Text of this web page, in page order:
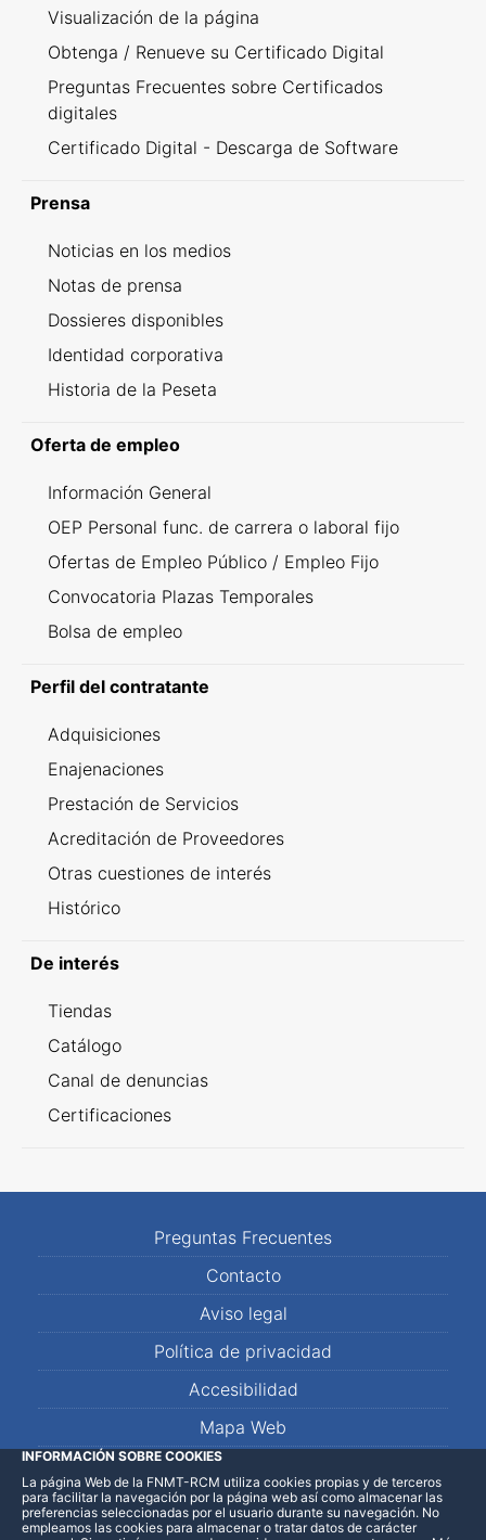
Visualización de la página
Obtenga / Renueve su Certificado Digital
Preguntas Frecuentes sobre Certificados
digitales
Certificado Digital - Descarga de Software
Prensa
Noticias en los medios
Notas de prensa
Dossieres disponibles
Identidad corporativa
Historia de la Peseta
Oferta de empleo
Información General
OEP Personal func. de carrera o laboral fijo
Ofertas de Empleo Público / Empleo Fijo
Convocatoria Plazas Temporales
Bolsa de empleo
Perfil del contratante
Adquisiciones
Enajenaciones
Prestación de Servicios
Acreditación de Proveedores
Otras cuestiones de interés
Histórico
De interés
Tiendas
Catálogo
Canal de denuncias
Certificaciones
Preguntas Frecuentes
Contacto
Aviso legal
Política de privacidad
Accesibilidad
Mapa Web
LinkedInFacebookWhatsApp
INFORMACIÓN SOBRE COOKIES
La página Web de la FNMT-RCM utiliza cookies propias y de terceros
para facilitar la navegación por la página web así como almacenar las
preferencias seleccionadas por el usuario durante su navegación. No
empleamos las cookies para almacenar o tratar datos de carácter